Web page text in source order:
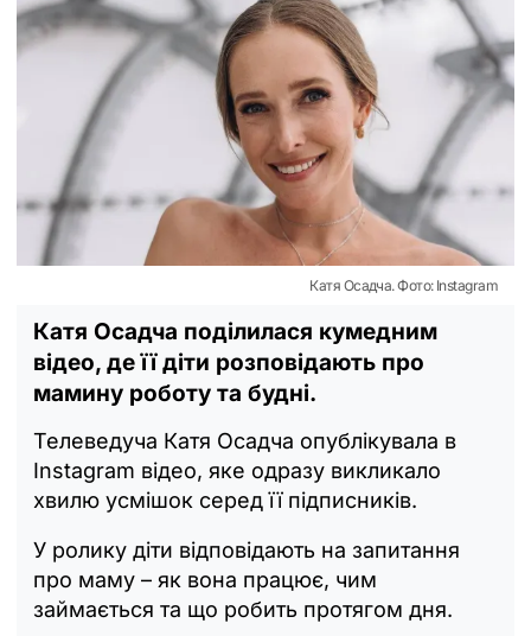
Катя Осадча. Фото: Instagram
Катя Осадча поділилася кумедним
відео, де її діти розповідають про
мамину роботу та будні.
Телеведуча Катя Осадча опублікувала в
Instagram відео, яке одразу викликало
хвилю усмішок серед її підписників.
У ролику діти відповідають на запитання
про маму – як вона працює, чим
займається та що робить протягом дня.